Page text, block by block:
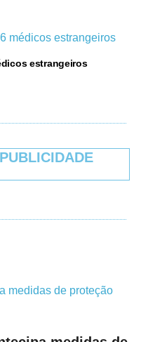
estrangeiros